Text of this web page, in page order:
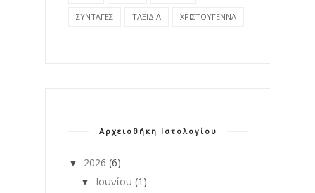
ΣΥΝΤΑΓΕΣ ΤΑΞΙΔΙΑ ΧΡΙΣΤΟΥΓΕΝΝΑ
Αρχειοθήκη Ιστολογίου
▼ 2026 (6)
▼ Ιουνίου (1)